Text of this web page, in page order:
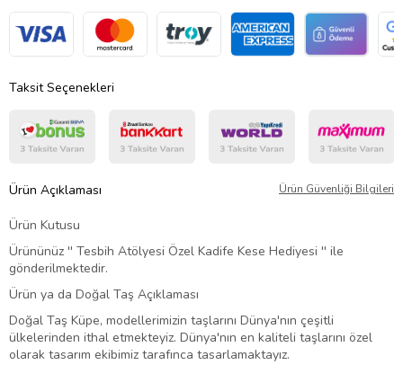
Taksit Seçenekleri
Ürün Açıklaması Ürün Güvenliği Bilgileri
Ürün Kutusu
Ürününüz '' Tesbih Atölyesi Özel Kadife Kese Hediyesi '' ile
gönderilmektedir.
Ürün ya da Doğal Taş Açıklaması
Doğal Taş Küpe, modellerimizin taşlarını Dünya'nın çeşitli
ülkelerinden ithal etmekteyiz. Dünya'nın en kaliteli taşlarını özel
olarak tasarım ekibimiz tarafınca tasarlamaktayız.